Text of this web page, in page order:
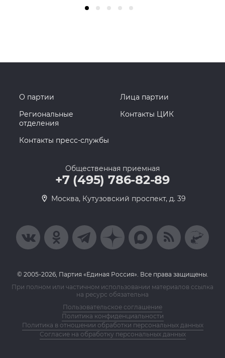
О партии
Лица партии
Региональные
отделения
Контакты ЦИК
Контакты пресс-службы
Общественная приемная
+7 (495) 786-82-89
Москва, Кутузовский проспект, д. 39
© 2005-2026, Партия «Единая Россия». Все права защищены.
При полном или частичном использовании материалов ссылка
на ресурс обязательна
Пользовательское соглашение
Политика конфиденциальности
Политика в отношении обработки персональных данных
Согласие на обработку персональных данных